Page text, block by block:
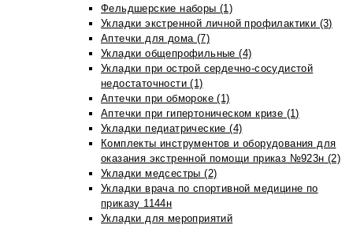
Фельдшерские наборы (1)
Укладки экстренной личной профилактики (3)
Аптечки для дома (7)
Укладки общепрофильные (4)
Укладки при острой сердечно-сосудистой
недостаточности (1)
Аптечки при обмороке (1)
Аптечки при гипертоническом кризе (1)
Укладки педиатрические (4)
Комплекты инструментов и оборудования для
оказания экстренной помощи приказ №923н (2)
Укладки медсестры (2)
Укладки врача по спортивной медицине по
приказу 1144н
Укладки для мероприятий